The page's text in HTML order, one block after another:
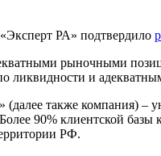
РА» подтвердило
рыночными
ликвидности и
также компания) –
90% клиентской
РФ.